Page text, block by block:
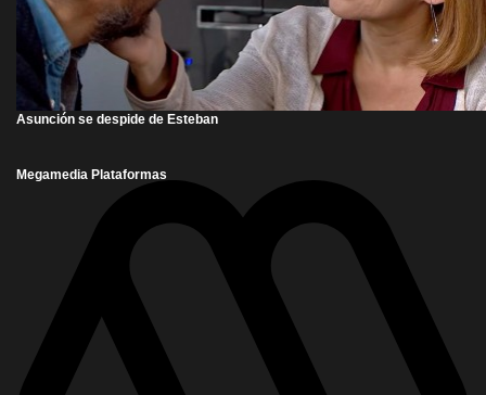
Asunción se despide de Esteban
Megamedia Plataformas